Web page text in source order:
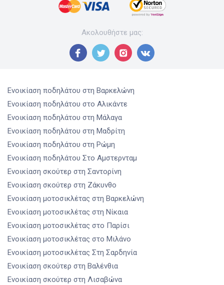
Ακολουθήστε μας:
Ενοικίαση ποδηλάτου στη Βαρκελώνη
Ενοικίαση ποδηλάτου στο Αλικάντε
Ενοικίαση ποδηλάτου στη Μάλαγα
Ενοικίαση ποδηλάτου στη Μαδρίτη
Ενοικίαση ποδηλάτου στη Ρώμη
Ενοικίαση ποδηλάτου Στο Αμστερνταμ
Ενοικίαση σκούτερ στη Σαντορίνη
Ενοικίαση σκούτερ στη Ζάκυνθο
Ενοικίαση μοτοσικλέτας στη Βαρκελώνη
Ενοικίαση μοτοσικλέτας στη Νίκαια
Ενοικίαση μοτοσικλέτας στο Παρίσι
Ενοικίαση μοτοσικλέτας στο Μιλάνο
Ενοικίαση μοτοσικλέτας Στη Σαρδηνία
Ενοικίαση σκούτερ στη Βαλένθια
Ενοικίαση σκούτερ στη Λισαβώνα